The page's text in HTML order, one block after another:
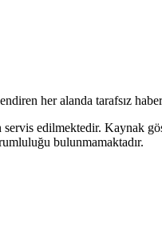
her alanda tarafsız
edilmektedir. Kaynak
bulunmamaktadır.